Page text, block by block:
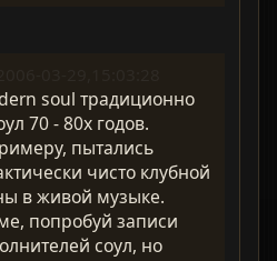
soul традиционно
70 - 80х годов.
пытались
чисто клубной
в живой музыке.
попробуй записи
соул, но